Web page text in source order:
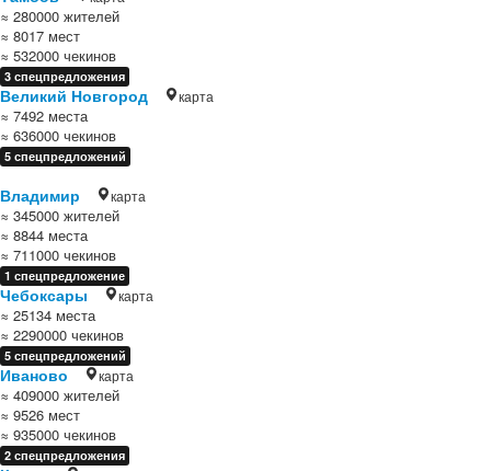
≈ 280000 жителей
≈ 8017 мест
≈ 532000 чекинов
3 спецпредложения
Великий Новгород карта
≈ 7492 места
≈ 636000 чекинов
5 спецпредложений
Владимир карта
≈ 345000 жителей
≈ 8844 места
≈ 711000 чекинов
1 спецпредложение
Чебоксары карта
≈ 25134 места
≈ 2290000 чекинов
5 спецпредложений
Иваново карта
≈ 409000 жителей
≈ 9526 мест
≈ 935000 чекинов
2 спецпредложения